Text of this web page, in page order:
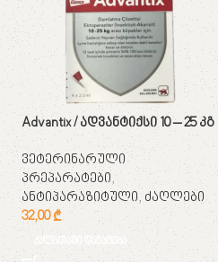
Advantix / ადვანტიქსი 10 – 25 კგ
ვეტერინარული
პრეპარატები,
ანტიპარაზიტული, ძაღლები
32,00₾
კალათაში დამატება